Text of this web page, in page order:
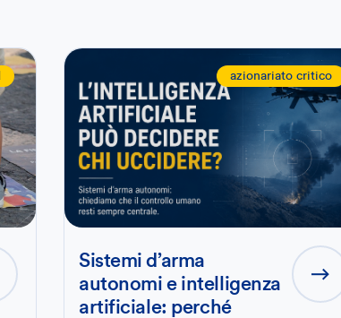
azionariato critico
Sistemi d’arma
autonomi e intelligenza
artificiale: perché